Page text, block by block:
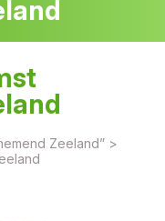
Zeeland”>